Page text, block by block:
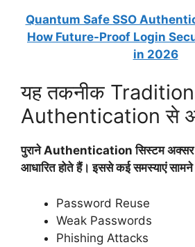
Quantum Safe SSO
How Future-Proof Login
in 2026
यह तकनीक
Authentication से
पुराने Authentication सिस्टम
आधारित होते हैं। इससे कई समस्याएं
Password Reuse
Weak Passwords
Phishing Attacks